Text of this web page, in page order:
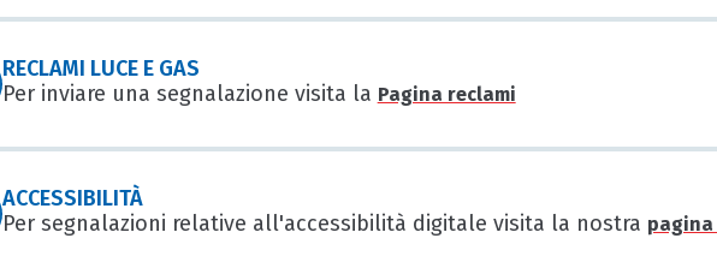
RECLAMI LUCE E GAS
Per inviare una segnalazione visita la Pagina reclami
ACCESSIBILITÀ
Per segnalazioni relative all'accessibilità digitale visita la nostra pagina